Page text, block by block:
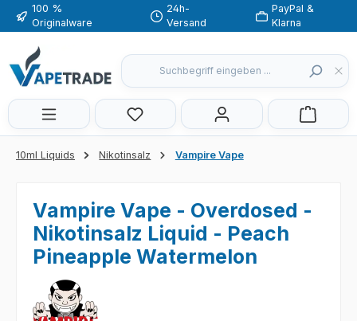
Zum Hauptinhalt springen
100 %
Originalware
24h-
Versand
PayPal &
Klarna
Du hast 0 Produkte auf dem
10ml Liquids Nikotinsalz Vampire Vape
Vampire Vape - Overdosed -
Nikotinsalz Liquid - Peach
Pineapple Watermelon